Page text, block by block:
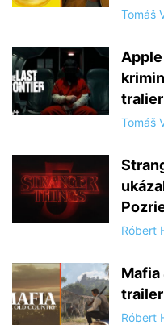
Tomáš
Tomáš
Róbert
Mafia
Róbert